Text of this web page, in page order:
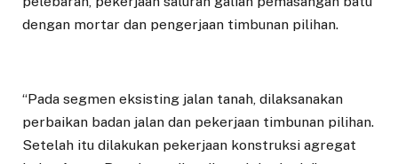
dengan mortar dan pengerjaan timbunan pilihan.
“Pada segmen eksisting jalan tanah, dilaksanakan
perbaikan badan jalan dan pekerjaan timbunan pilihan.
Setelah itu dilakukan pekerjaan konstruksi agregat